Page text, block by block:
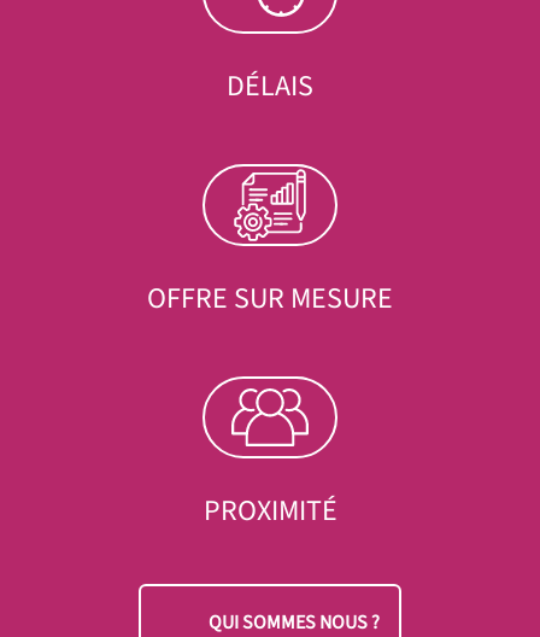
DÉLAIS
OFFRE SUR MESURE
PROXIMITÉ
QUI SOMMES NOUS ?